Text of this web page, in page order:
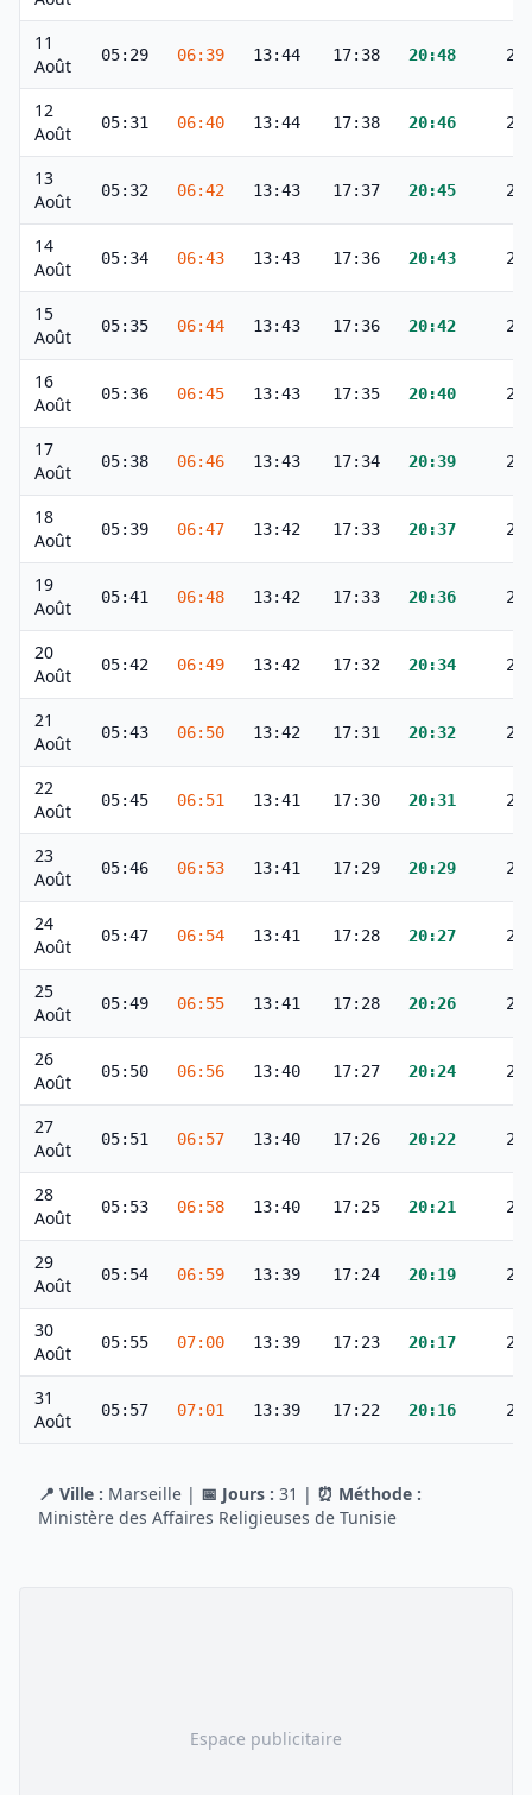
11
Août
05:29 06:39 13:44 17:38 20:48
12
Août
05:31 06:40 13:44 17:38 20:46
13
Août
05:32 06:42 13:43 17:37 20:45
14
Août
05:34 06:43 13:43 17:36 20:43
15
Août
05:35 06:44 13:43 17:36 20:42
16
Août
05:36 06:45 13:43 17:35 20:40
17
Août
05:38 06:46 13:43 17:34 20:39
18
Août
05:39 06:47 13:42 17:33 20:37
19
Août
05:41 06:48 13:42 17:33 20:36
20
Août
05:42 06:49 13:42 17:32 20:34
21
Août
05:43 06:50 13:42 17:31 20:32
22
Août
05:45 06:51 13:41 17:30 20:31
23
Août
05:46 06:53 13:41 17:29 20:29
24
Août
05:47 06:54 13:41 17:28 20:27
25
Août
05:49 06:55 13:41 17:28 20:26
26
Août
05:50 06:56 13:40 17:27 20:24
27
Août
05:51 06:57 13:40 17:26 20:22
28
Août
05:53 06:58 13:40 17:25 20:21
29
Août
05:54 06:59 13:39 17:24 20:19
30
Août
05:55 07:00 13:39 17:23 20:17
31
Août
05:57 07:01 13:39 17:22 20:16
📍 Ville : Marseille | 📅 Jours : 31 | ⏰ Méthode :
Ministère des Affaires Religieuses de Tunisie
Espace publicitaire